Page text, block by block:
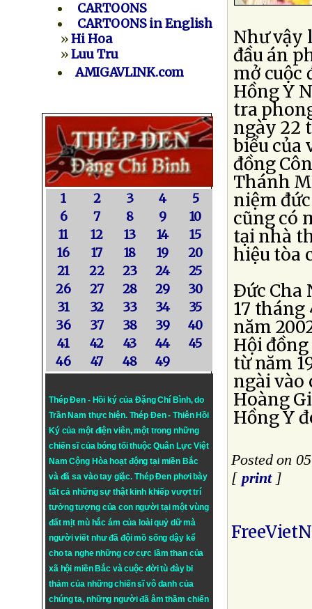
CARTOONS
CARTOONS in English
»Hi Hoa
»Luu Tru
AMIGAVLINK.com
1 2 3 4
5
6
7 8 9
10
11
12 13 14
15
16
17 18 19
20
21
22 23 24
25
26
27 28 29
30
31
32 33 34
35
36
37 38 39
40
41
42 43 44
45
46
47 48 49
Thép Đen - Hồi ký của Đặng Chí Bình, do
Trần Nam thực hiện. Thép Đen- Thiên Hồi
Ký của một điện viên, một trong những
chiến sĩ của bóng tối thuộc Quân Lực Việt
Nam Cộng Hòa hoạt động tại miền Bắc
và đã sa vào tay giặc. Thép Đen phơi bày
tất cả những sự thật kinh khiếp vượt trí
tưởng tượng của con người tại một vùng
đất mịt mù hắc ám của loài quỷ dữ mà
người viết như đã đội mồ sống dậy kể
cho ta nghe những cơ cực lầm than của
xã hội miền Bắc và cuộc đời tù đày bi
thảm của những chiến sĩ vô danh của
chúng ta, những người đã âm thầm chiến
Như vậy
đầu án
mở cuộc
Hồng Y
tra
ngày 22
biểu của
đồng
Thánh
niệm
cũng có
tại nhà
hiệu tòa
Ðức Cha
17 tháng
năm
Hội
từ năm
ngài vào
Hoàng
Hồng Y
Posted on
[ print]